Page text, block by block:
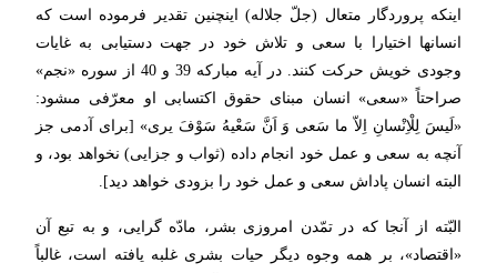
اینكه پروردگار متعال (جلّ جلاله) اینچنین تقدیر فرموده است كه
انسانها اختیارا با سعى و تلاش خود در جهت دستیابى به غایات
وجودى خویش حركت كنند. در آیه مباركه 39 و 40 از سوره «نجم»
صراحتاً «سعى» انسان مبناى حقوق اكتسابى او معرّفى مى‏شود:
«لَیسَ لِلْاِنْسانِ اِلاّ ما سَعى‏ وَ اَنَّ سَعْیهُ سَوْفَ یرى‏» [براى آدمى جز
آنچه به سعى و عمل خود انجام داده (ثواب و جزایى) نخواهد بود، و
البته انسان پاداش سعى و عمل خود را بزودى خواهد دید].
البّته از آنجا كه در تمّدن امروزى بشر، مادّه گرایى، و به تبع آن
«اقتصاد»، بر همه وجوه دیگر حیات بشرى غلبه یافته است، غالباً